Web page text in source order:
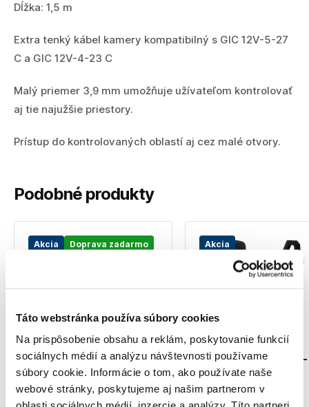
Táto webstránka používa súbory cookies
Na prispôsobenie obsahu a reklám, poskytovanie funkcií
sociálnych médií a analýzu návštevnosti používame
súbory cookie. Informácie o tom, ako používate naše
webové stránky, poskytujeme aj našim partnerom v
Dĺžka: 1,5 m
Extra tenký kábel kamery kompatibilný s GIC 12V-5-27
C a GIC 12V-4-23 C
Malý priemer 3,9 mm umožňuje užívateľom kontrolovať
aj tie najužšie priestory.
Prístup do kontrolovaných oblastí aj cez malé otvory.
Podobné produkty
Akcia Doprava zadarmo
BOSCH GTC 400 C
Professional -
0601083101 - Detektor
teploty
0601083101
Akcia
BOSCH GMC 600-15 -
kliešťový merač -
0601077600
0601077600